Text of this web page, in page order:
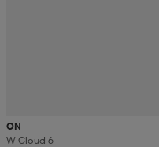
ON
W Cloud 6